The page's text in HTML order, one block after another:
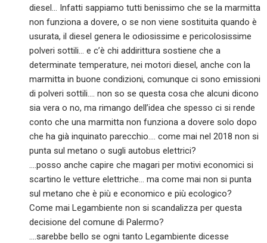
diesel… Infatti sappiamo tutti benissimo che se la marmitta
non funziona a dovere, o se non viene sostituita quando è
usurata, il diesel genera le odiosissime e pericolosissime
polveri sottili… e c’è chi addirittura sostiene che a
determinate temperature, nei motori diesel, anche con la
marmitta in buone condizioni, comunque ci sono emissioni
di polveri sottili…. non so se questa cosa che alcuni dicono
sia vera o no, ma rimango dell’idea che spesso ci si rende
conto che una marmitta non funziona a dovere solo dopo
che ha già inquinato parecchio…. come mai nel 2018 non si
punta sul metano o sugli autobus elettrici?
….posso anche capire che magari per motivi economici si
scartino le vetture elettriche… ma come mai non si punta
sul metano che è più e economico e più ecologico?
Come mai Legambiente non si scandalizza per questa
decisione del comune di Palermo?
….sarebbe bello se ogni tanto Legambiente dicesse